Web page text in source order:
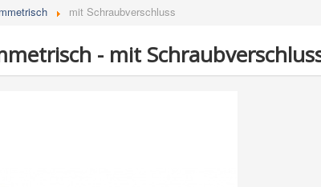
mit Schraubverschluss
- mit